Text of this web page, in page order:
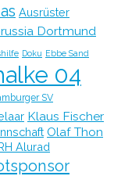
Ausrüster
Dortmund
Doku Ebbe Sand
04
SV
Klaus Fischer
Olaf Thon
Alurad